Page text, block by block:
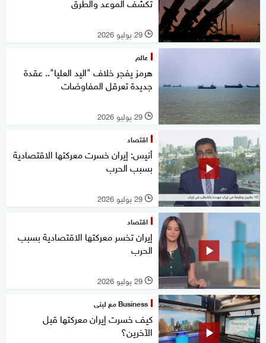
l 29 يوليو 2026
عالم
هرمز يفجر خلاف "اليد العليا".. عقدة
جديدة تعرقل المفاوضات
l 29 يوليو 2026
اقتصاد
أنيس: إيران خسرت معركتها الاقتصادية
بسبب الحرب
l 29 يوليو 2026
اقتصاد
إيران تخسر معركتها الاقتصادية بسبب
الحرب
l 29 يوليو 2026
Business مع لبنى
كيف خسرت إيران معركتها قبل
الآخرين؟